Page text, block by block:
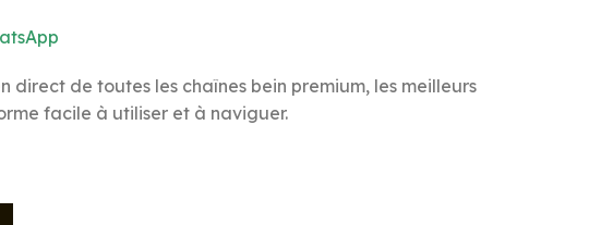
direct de toutes les chaînes bein premium, les meilleurs
facile à utiliser et à naviguer.